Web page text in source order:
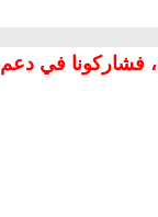
فشاركونا في دعم